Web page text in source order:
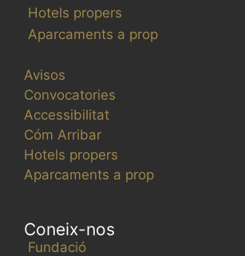
Hotels propers
Aparcaments a prop
Avisos
Convocatories
Accessibilitat
Cóm Arribar
Hotels propers
Aparcaments a prop
Coneix-nos
Fundació